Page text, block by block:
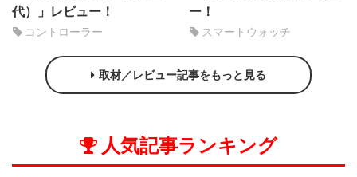
代）」レビュー！
コントローラー
ー！
スマートウォッチ
取材／レビュー記事をもっと見る
人気記事ランキング